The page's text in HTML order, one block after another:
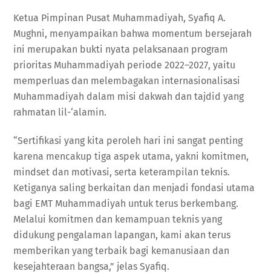
Ketua Pimpinan Pusat Muhammadiyah, Syafiq A.
Mughni, menyampaikan bahwa momentum bersejarah
ini merupakan bukti nyata pelaksanaan program
prioritas Muhammadiyah periode 2022–2027, yaitu
memperluas dan melembagakan internasionalisasi
Muhammadiyah dalam misi dakwah dan tajdid yang
rahmatan lil-‘alamin.
“Sertifikasi yang kita peroleh hari ini sangat penting
karena mencakup tiga aspek utama, yakni komitmen,
mindset dan motivasi, serta keterampilan teknis.
Ketiganya saling berkaitan dan menjadi fondasi utama
bagi EMT Muhammadiyah untuk terus berkembang.
Melalui komitmen dan kemampuan teknis yang
didukung pengalaman lapangan, kami akan terus
memberikan yang terbaik bagi kemanusiaan dan
kesejahteraan bangsa,” jelas Syafiq.